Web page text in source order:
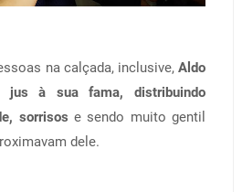
na calçada, inclusive,Aldo
jus à sua fama, distribuindo
sorrisos e sendo muito gentil
dele.